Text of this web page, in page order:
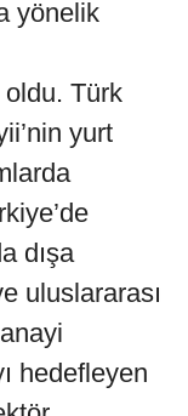
yönelik
Türk
yurt
dışa
uluslararası
hedefleyen